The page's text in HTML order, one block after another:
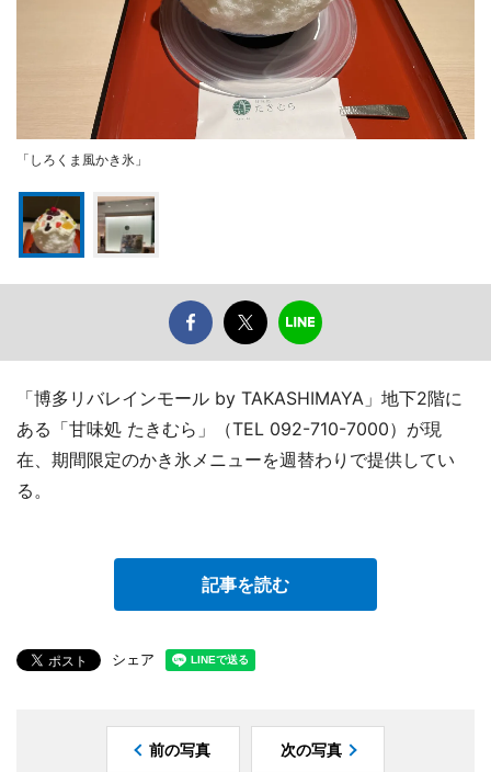
「しろくま風かき氷」
「博多リバレインモール by TAKASHIMAYA」地下2階に
ある「甘味処 たきむら」（TEL 092-710-7000）が現
在、期間限定のかき氷メニューを週替わりで提供してい
る。
記事を読む
シェア
前の写真 次の写真